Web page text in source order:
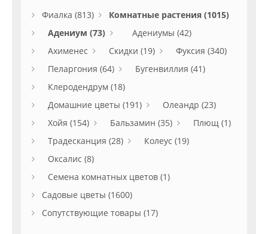
Фиалка (813)
Комнатные растения (1015)
Адениум (73)
Адениумы (42)
Ахименес
Скидки (19)
Фуксия (340)
Пеларгония (64)
Бугенвиллия (41)
Клеродендрум (18)
Домашние цветы (191)
Олеандр (23)
Хойя (154)
Бальзамин (35)
Плющ (1)
Традесканция (28)
Колеус (19)
Оксалис (8)
Семена комнатных цветов (1)
Садовые цветы (1600)
Сопутствующие товары (17)